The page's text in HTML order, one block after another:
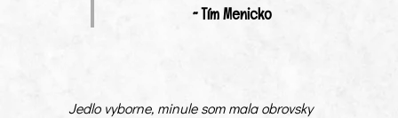
~ Tím Menicko
Jedlo vyborne, minule som mala obrovsky